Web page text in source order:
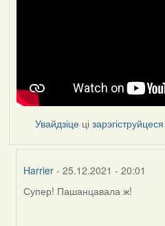
Увайдзіце цізарэгіструйцеся
Harrier - 25.12.2021 - 20:01
In
Супер! Пашанцавала ж!